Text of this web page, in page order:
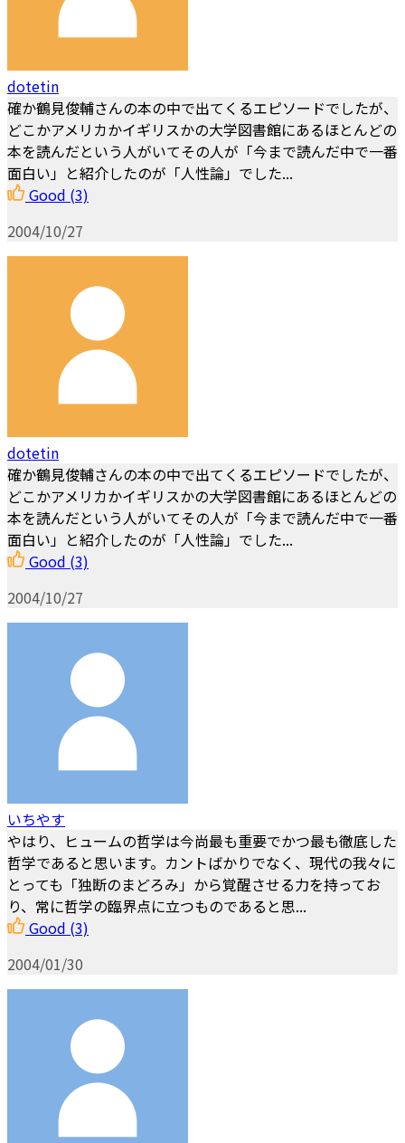
dotetin
確か鶴見俊輔さんの本の中で出てくるエピソードでしたが、
どこかアメリカかイギリスかの大学図書館にあるほとんどの
本を読んだという人がいてその人が「今まで読んだ中で一番
面白い」と紹介したのが「人性論」でした...
Good (3)
2004/10/27
dotetin
確か鶴見俊輔さんの本の中で出てくるエピソードでしたが、
どこかアメリカかイギリスかの大学図書館にあるほとんどの
本を読んだという人がいてその人が「今まで読んだ中で一番
面白い」と紹介したのが「人性論」でした...
Good (3)
2004/10/27
いちやす
やはり、ヒュームの哲学は今尚最も重要でかつ最も徹底した
哲学であると思います。カントばかりでなく、現代の我々に
とっても「独断のまどろみ」から覚醒させる力を持ってお
り、常に哲学の臨界点に立つものであると思...
Good (3)
2004/01/30